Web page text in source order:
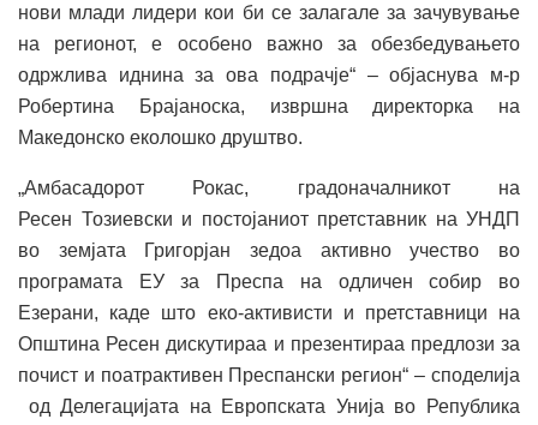
нови млади лидери кои би се залагале за зачувување
на регионот, е особено важно за обезбедувањето
одржлива иднина за ова подрачје“ – објаснува м-р
Робертина Брајаноска, извршна директорка на
Македонско еколошко друштво.
„Амбасадорот Рокас, градоначалникот на
Ресен Тозиевски и постојаниот претставник на УНДП
во земјата Григорјан зедоа активно учество во
програмата ЕУ за Преспа на одличен собир во
Езерани, каде што еко-активисти и претставници на
Општина Ресен дискутираа и презентираа предлози за
почист и поатрактивен Преспански регион“ – споделија
од Делегацијата на Европската Унија во Република